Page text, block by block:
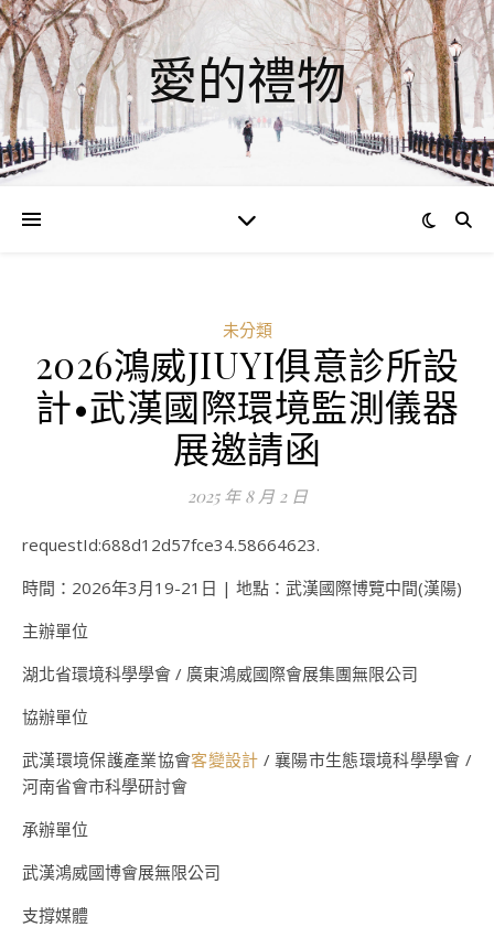
愛的禮物
未分類
2026鴻威JIUYI俱意診所設
計•武漢國際環境監測儀器
展邀請函
2025 年 8 月 2 日
requestId:688d12d57fce34.58664623.
時間：2026年3月19-21日 | 地點：武漢國際博覽中間(漢陽)
主辦單位
湖北省環境科學學會 / 廣東鴻威國際會展集團無限公司
協辦單位
武漢環境保護產業協會客變設計 / 襄陽市生態環境科學學會 /
河南省會市科學研討會
承辦單位
武漢鴻威國博會展無限公司
支撐媒體